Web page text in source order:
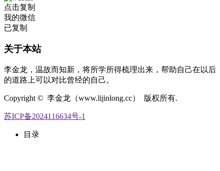
点击复制
我的微信
已复制
关于本站
李金龙，温故而知新，将所学所得梳理出来，帮助自己在以后
的道路上可以对比曾经的自己。
Copyright © 李金龙（www.lijinlong.cc） 版权所有.
苏ICP备2024116634号-1
目录